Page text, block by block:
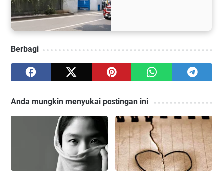
Berbagi
Anda mungkin menyukai postingan ini